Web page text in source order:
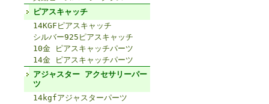
ピアスキャッチ
14KGFピアスキャッチ
シルバー925ピアスキャッチ
10金 ピアスキャッチパーツ
14金 ピアスキャッチパーツ
アジャスター アクセサリーパー
ツ
14kgfアジャスターパーツ